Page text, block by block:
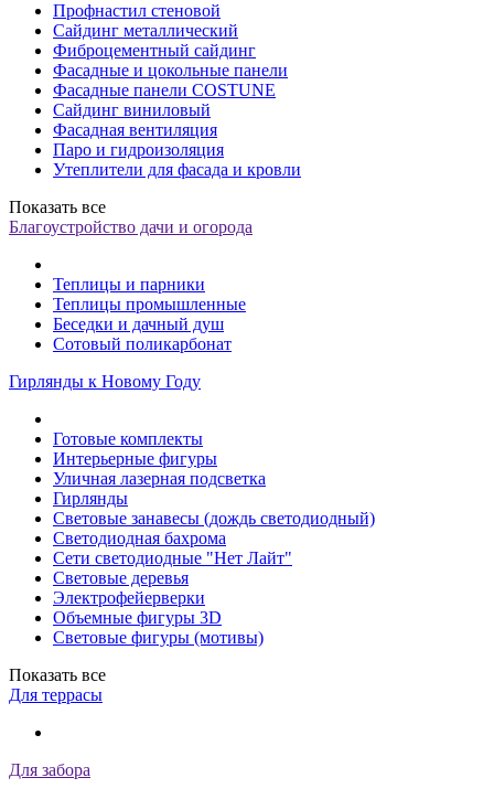
Профнастил стеновой
Сайдинг металлический
Фиброцементный сайдинг
Фасадные и цокольные панели
Фасадные панели COSTUNE
Сайдинг виниловый
Фасадная вентиляция
Паро и гидроизоляция
Утеплители для фасада и кровли
Показать все
Благоустройство дачи и огорода
Теплицы и парники
Теплицы промышленные
Беседки и дачный душ
Сотовый поликарбонат
Гирлянды к Новому Году
Готовые комплекты
Интерьерные фигуры
Уличная лазерная подсветка
Гирлянды
Световые занавесы (дождь светодиодный)
Светодиодная бахрома
Сети светодиодные "Нет Лайт"
Световые деревья
Электрофейерверки
Объемные фигуры 3D
Световые фигуры (мотивы)
Показать все
Для террасы
Для забора